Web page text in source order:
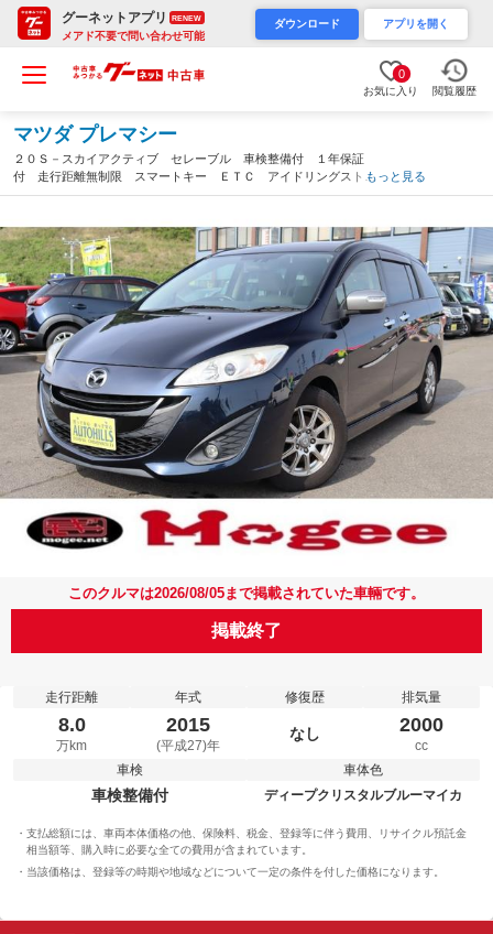
グーネットアプリ RENEW
メアド不要で問い合わせ可能
ダウンロード アプリを開く
0
お気に入り 閲覧履歴
マツダ プレマシー
２０Ｓ－スカイアクティブ セレーブル 車検整備付 １年保証
付 走行距離無制限 スマートキー ＥＴＣ アイドリングストッ
プ ＨＩＤ 両側スライド片側電動 メモリーナビ フルセグＴ
ミ（宮城県）
もっと見る
このクルマは2026/08/05まで掲載されていた車輛です。
掲載終了
走行距離
8.0
万km
年式
2015
(平成27)年
修復歴
なし
排気量
2000
cc
車検
車検整備付
車体色
ディープクリスタルブルーマイカ
支払総額には、車両本体価格の他、保険料、税金、登録等に伴う費用、リサイクル預託金
相当額等、購入時に必要な全ての費用が含まれています。
当該価格は、登録等の時期や地域などについて一定の条件を付した価格になります。